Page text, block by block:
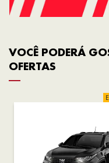
VOCÊ PODERÁ
OFERTAS